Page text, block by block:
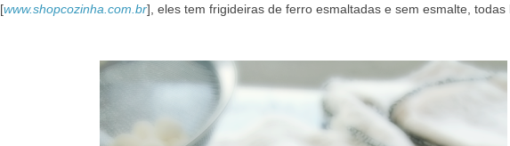
[www.shopcozinha.com.br], eles tem frigideiras de ferro esmaltadas e sem esmalte, todas